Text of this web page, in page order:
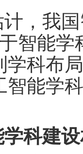
我国
智能
学科布
智能学
科建设